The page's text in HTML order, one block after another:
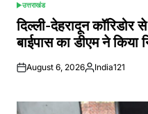
POSTED
IN
उत्तराखंड
दिल्ली-देहरादून कॉरिडोर
बाईपास का डीएम ने किया
August 6, 2026Posted
India121